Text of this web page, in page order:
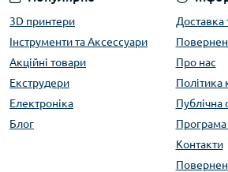
3D принтери
Інструменти та Аксессуари
Акційні товари
Екструдери
Електроніка
Блог
Доставка
Про нас
Політика
Публічна
Програма
Контакти